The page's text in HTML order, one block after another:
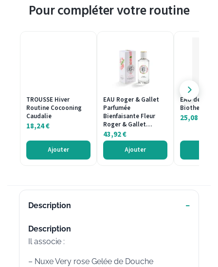
Pour compléter votre routine
TROUSSE Hiver
Routine Cocooning
Caudalie
18,24€
Ajouter
EAU Roger & Gallet
Parfumée
Bienfaisante Fleur
Roger & Gallet…
43,92€
Ajouter
EAU de
Biotherm
25,08
Description
Description
Il associe :
– Nuxe Very rose Gelée de Douche